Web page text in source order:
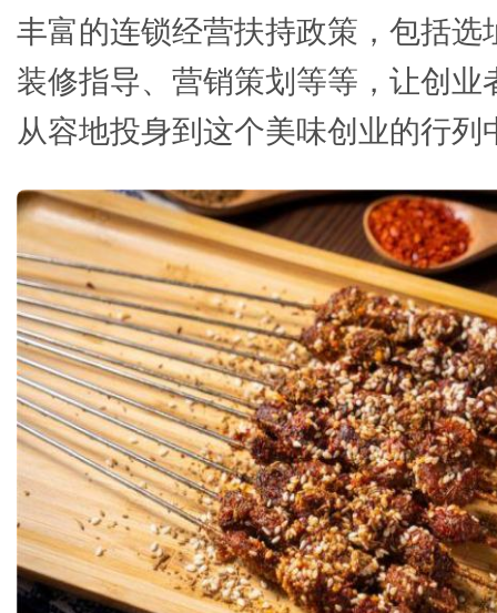
丰富的连锁经营扶持政策，包括选
装修指导、营销策划等等，让创业
从容地投身到这个美味创业的行列